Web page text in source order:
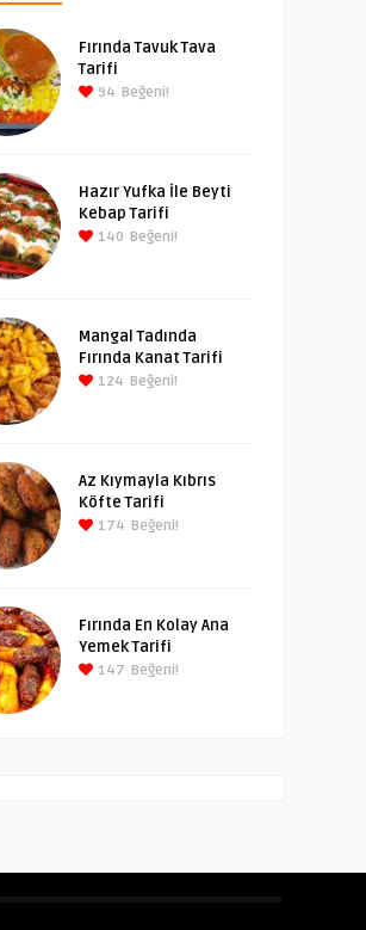
Fırında Tavuk Tava
Tarifi
94 Beğeni!
Hazır Yufka İle Beyti
Kebap Tarifi
140 Beğeni!
Mangal Tadında
Fırında Kanat Tarifi
124 Beğeni!
Az Kıymayla Kıbrıs
Köfte Tarifi
174 Beğeni!
Fırında En Kolay Ana
Yemek Tarifi
147 Beğeni!